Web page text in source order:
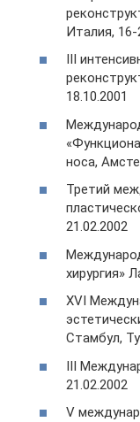
Италия, 16-
III
18.10.2001
носа,
Третий
21.02.2002
хирургия»
XVI
Стамбул,
III
21.02.2002
V